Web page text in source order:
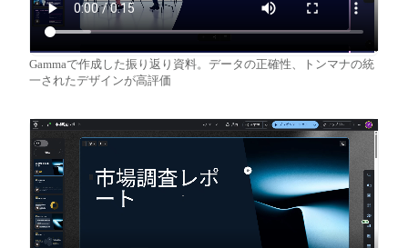
Gammaで作成した振り返り資料。データの正確性、トンマナの統
一されたデザインが高評価